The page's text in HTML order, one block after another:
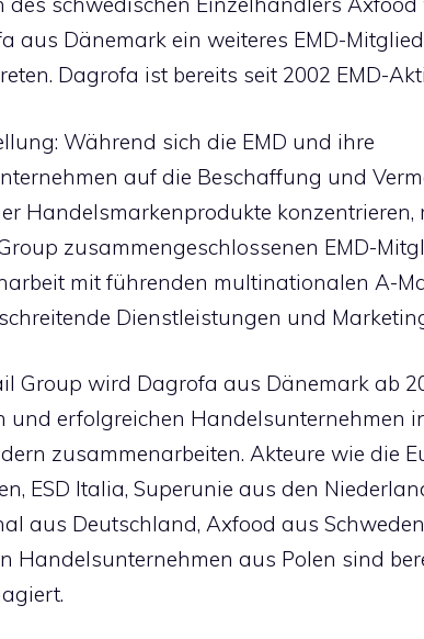
aus Dänemark ein weiteres EMD-
Dagrofa ist bereits seit 2002 EMD-
Während sich die EMD und ihre
auf die Beschaffung und
Handelsmarkenprodukte konzentrieren,
zusammengeschlossenen EMD-
mit führenden multinationalen A-
Dienstleistungen und
Group wird Dagrofa aus Dänemark ab
und erfolgreichen Handelsunternehmen
zusammenarbeiten. Akteure wie die
ESD Italia, Superunie aus den
aus Deutschland, Axfood aus
Handelsunternehmen aus Polen sind